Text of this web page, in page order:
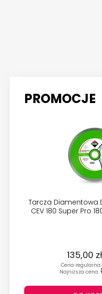
PROMOCJE
Tarcza Diamentowa
CEV 180 Super Pro
135,00 zł
Cena
Najniższa cena: